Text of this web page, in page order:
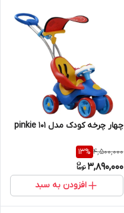
چهار چرخه کودک مدل pinkie 101
4,500,000
13%
3,890,000
افزودن به سبد